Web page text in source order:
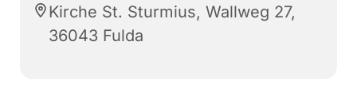
Kirche St. Sturmius, Wallweg 27,
36043 Fulda